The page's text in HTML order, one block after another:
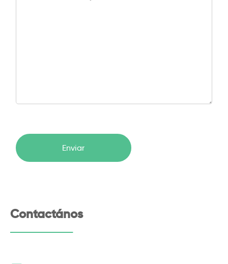
Contactános